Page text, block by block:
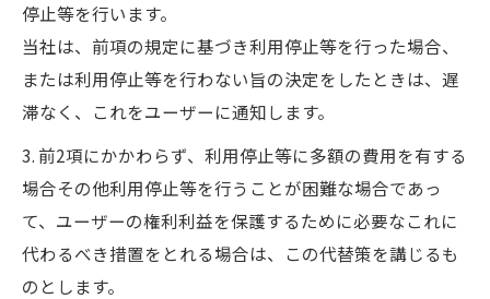
停止等を行います。
当社は、前項の規定に基づき利用停止等を行った場合、
または利用停止等を行わない旨の決定をしたときは、遅
滞なく、これをユーザーに通知します。
3. 前2項にかかわらず、利用停止等に多額の費用を有する
場合その他利用停止等を行うことが困難な場合であっ
て、ユーザーの権利利益を保護するために必要なこれに
代わるべき措置をとれる場合は、この代替策を講じるも
のとします。